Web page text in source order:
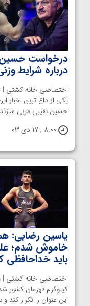
درخواست حسین
درباره شرایط
اختصاصی خانه کشتی |
یکی از داغ ترین
حسین نقیبی مربی
8:00 , 17 دی 03
یاسین رضایی:
خاموش شدم؛
باید خداحافظی
کیلوگرم قهرمان کشور
این عنوان را تکرار کند و